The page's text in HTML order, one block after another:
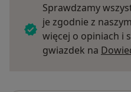
Sprawdzamy
je zgodnie z
więcej o opiniach i
gwiazdek na